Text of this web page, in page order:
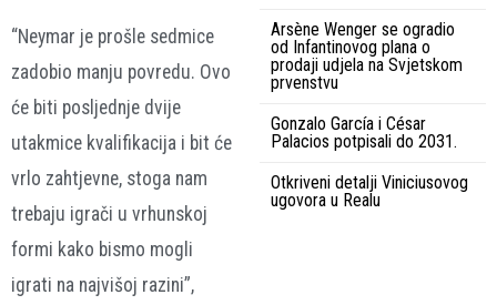
“Neymar je prošle sedmice
zadobio manju povredu. Ovo
će biti posljednje dvije
utakmice kvalifikacija i bit će
vrlo zahtjevne, stoga nam
trebaju igrači u vrhunskoj
formi kako bismo mogli
igrati na najvišoj razini”,
Arsène Wenger se ogradio
od Infantinovog plana o
prodaji udjela na Svjetskom
prvenstvu
Gonzalo García i César
Palacios potpisali do 2031.
Otkriveni detalji Viniciusovog
ugovora u Realu